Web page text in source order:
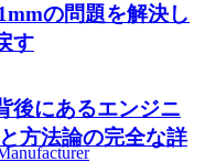
の問題を解決し
す
後にあるエンジニ
方法論の完全な詳